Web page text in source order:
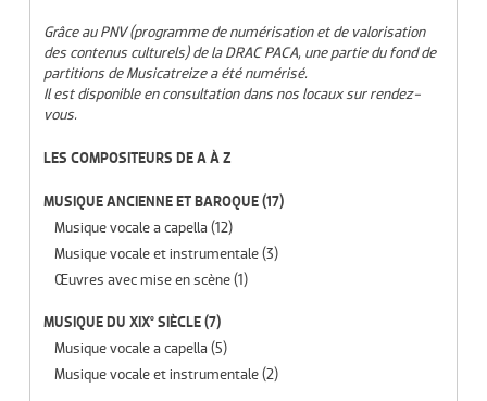
Grâce au PNV (programme de numérisation et de valorisation
des contenus culturels) de la DRAC PACA, une partie du fond de
partitions de Musicatreize a été numérisé.
Il est disponible en consultation dans nos locaux sur rendez-
vous.
LES COMPOSITEURS DE A À Z
MUSIQUE ANCIENNE ET BAROQUE(17)
Musique vocale a capella (12)
Musique vocale et instrumentale(3)
Œuvres avec mise en scène(1)
MUSIQUE DU XIX° SIÈCLE(7)
Musique vocale a capella (5)
Musique vocale et instrumentale(2)